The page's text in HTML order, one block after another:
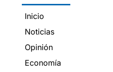
Inicio
Noticias
Opinión
Economía